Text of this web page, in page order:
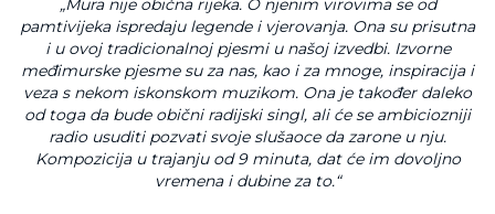
„Mura nije obična rijeka. O njenim virovima se od
pamtivijeka ispredaju legende i vjerovanja. Ona su prisutna
i u ovoj tradicionalnoj pjesmi u našoj izvedbi. Izvorne
međimurske pjesme su za nas, kao i za mnoge, inspiracija i
veza s nekom iskonskom muzikom. Ona je također daleko
od toga da bude obični radijski singl, ali će se ambiciozniji
radio usuditi pozvati svoje slušaoce da zarone u nju.
Kompozicija u trajanju od 9 minuta, dat će im dovoljno
vremena i dubine za to.“